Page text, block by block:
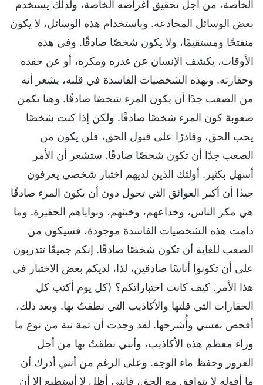
الخاصة، من أجل تحقيق أغراضه الخاصة، ولذلك يستخدم
بعض الوسائل المخادعة. وباستخدام هذه الوسائل، لا يكون
منفتحًا ومستقيمًا، ولا يكون شخصًا صادقًا. وفي هذه
الأوقات، يكشف الإنسان عن غدره ومكره، أو عن حقده
وحقارته. وبهذه الشخصيات الفاسدة في قلبه، يشعر أنه
من الصعب جدًا أن يكون المرء شخصًا صادقًا. وهنا تكمن
صعوبة كون المرء شخصًا صادقًا. ولكن إذا كنت شخصًا
يحب الحق، وقادرًا على قبول الحق، فلن يكون من
الصعب جدًا أن تكون شخصًا صادقًا. ستشعر أن الأمر
أسهل بكثير. أولئك الذين لديهم اختبار شخصي يعرفون
جيدًا أن أكبر العوائق التي تحول دون أن يكون المرء صادقًا
هي مكر الناس، وخداعهم، وخبثهم، ونواياهم الحقيرة. وما
دامت هذه الشخصيات الفاسدة موجودة، فسيكون من
الصعب للغاية أن تكون شخصًا صادقًا. إنكم جميعًا تتدربون
على أن تكونوا أناسًا صادقين، لذا، لديكم بعض الاختبار في
هذا الأمر. كيف كانت اختباراتكم؟ (كل يوم أكتب كل
الحقارات التي قلتها والأكاذيب التي نطقتُ بها. وبعد ذلك،
أفحص نفسي وأُشرحها. لقد وجدت أن ثمة نية من نوع ما
وراء معظم هذه الأكاذيب، وأنني نطقتُ بها من أجل
الغرور وحفظ ماء الوجه. وعلى الرغم من أنني أدرك أن
ما أقوله لا يتوافق مع الحق، فإنني أظل لا أستطيع إلا أن